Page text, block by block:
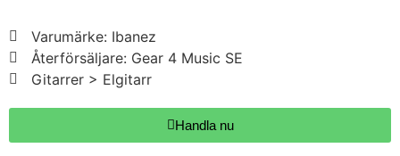
Varumärke: Ibanez
Återförsäljare: Gear 4 Music SE
Gitarrer > Elgitarr
Handla nu